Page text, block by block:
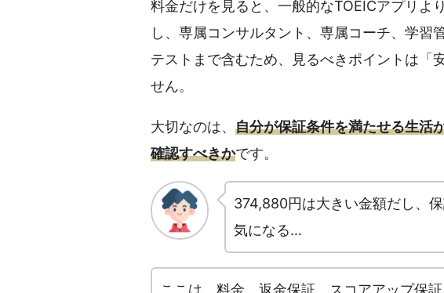
料金だけを見ると、一般的なTOEICアプリよ
し、専属コンサルタント、専属コーチ、学習
テストまで含むため、見るべきポイントは「
せん。
大切なのは、 自分が保証条件を満たせる生活
確認すべきかです。
374,880円は大きい金額だし、
気になる…
ここは、料金、返金保証、スコアアップ保